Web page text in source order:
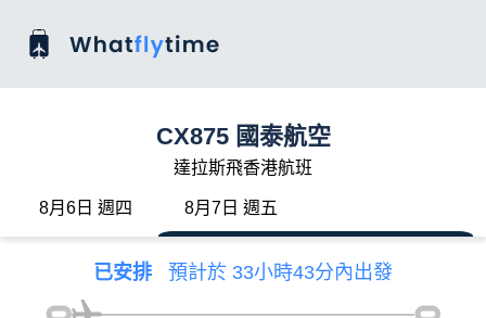
CX875 國泰航空
達拉斯飛香港航班
8月6日 週四 8月7日 週五
已安排 預計於 33小時43分內出發